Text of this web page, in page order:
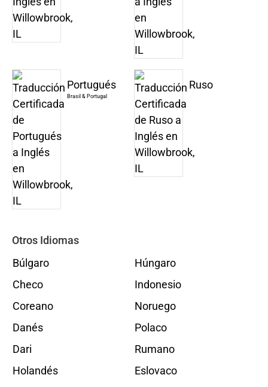
Portugués
Brasil & Portugal
Ruso
Otros Idiomas
Búlgaro
Checo
Coreano
Danés
Dari
Holandés
Húngaro
Indonesio
Noruego
Polaco
Rumano
Eslovaco